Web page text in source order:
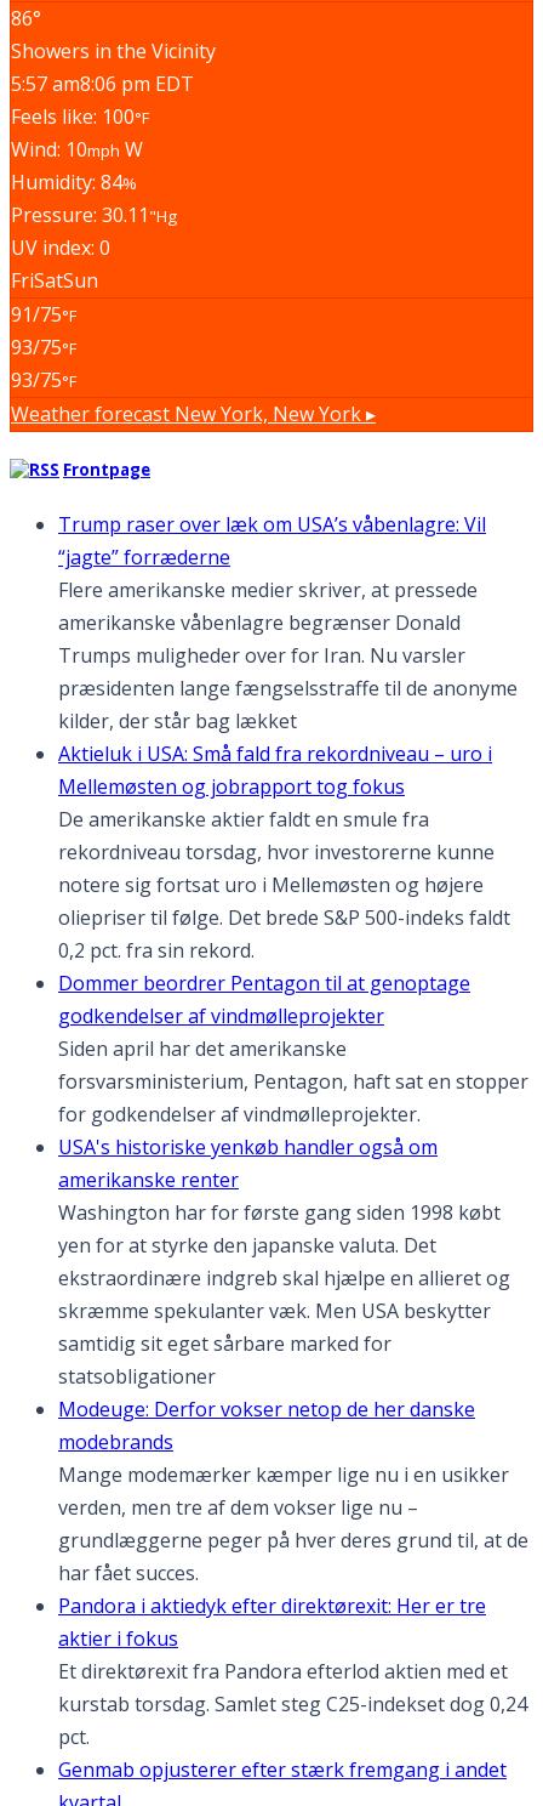
86°
Showers in the Vicinity
5:57 am8:06 pm EDT
Feels like: 100°F
Wind: 10mph W
Humidity: 84%
Pressure: 30.11 "Hg
UV index: 0
FriSatSun
91/75°F
93/75°F
93/75°F
Weather forecast New York, New York ▸
Frontpage
Trump raser over læk om USA’s våbenlagre: Vil
“jagte” forræderne
Flere amerikanske medier skriver, at pressede
amerikanske våbenlagre begrænser Donald
Trumps muligheder over for Iran. Nu varsler
præsidenten lange fængselsstraffe til de anonyme
kilder, der står bag lækket
Aktieluk i USA: Små fald fra rekordniveau – uro i
Mellemøsten og jobrapport tog fokus
De amerikanske aktier faldt en smule fra
rekordniveau torsdag, hvor investorerne kunne
notere sig fortsat uro i Mellemøsten og højere
oliepriser til følge. Det brede S&P 500-indeks faldt
0,2 pct. fra sin rekord.
Dommer beordrer Pentagon til at genoptage
godkendelser af vindmølleprojekter
Siden april har det amerikanske
forsvarsministerium, Pentagon, haft sat en stopper
for godkendelser af vindmølleprojekter.
USA's historiske yenkøb handler også om
amerikanske renter
Washington har for første gang siden 1998 købt
yen for at styrke den japanske valuta. Det
ekstraordinære indgreb skal hjælpe en allieret og
skræmme spekulanter væk. Men USA beskytter
samtidig sit eget sårbare marked for
statsobligationer
Modeuge: Derfor vokser netop de her danske
modebrands
Mange modemærker kæmper lige nu i en usikker
verden, men tre af dem vokser lige nu –
grundlæggerne peger på hver deres grund til, at de
har fået succes.
Pandora i aktiedyk efter direktørexit: Her er tre
aktier i fokus
Et direktørexit fra Pandora efterlod aktien med et
kurstab torsdag. Samlet steg C25-indekset dog 0,24
pct.
Genmab opjusterer efter stærk fremgang i andet